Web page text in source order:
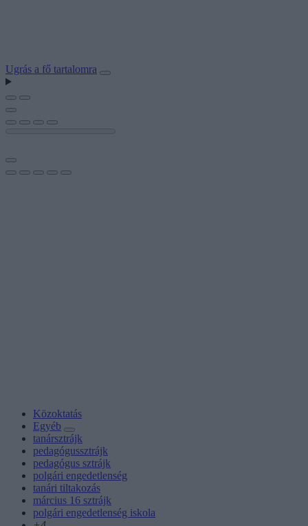
Ugrás a fő tartalomra
Közoktatás
Egyéb
tanársztrájk
pedagógussztrájk
pedagógus sztrájk
polgári engedetlenség
tanári tiltakozás
március 16 sztrájk
polgári engedetlenség iskola